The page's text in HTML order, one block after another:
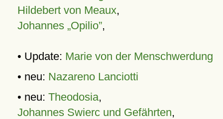
Hildebert von Meaux,
Johannes „Opilio”,
• Update: Marie von der Menschwerdung
• neu: Nazareno Lanciotti
• neu: Theodosia,
Johannes Swierc und Gefährten,